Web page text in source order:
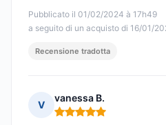
Pubblicato il 01/02/2024 à 17h49
a seguito di un acquisto di 16/01/
Recensione tradotta
V
vanessa B.
Nota: 5 su 5